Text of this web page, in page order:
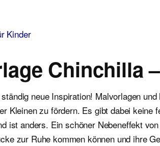
Chinchilla
neue Inspiration! Malvorlagen
Kleinen zu fördern. Es gibt dabei keine
ist anders. Ein schöner Nebeneffekt
zur Ruhe kommen können und ihre